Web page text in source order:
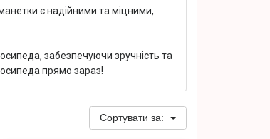
манетки є надійними та міцними,
забезпечуючи зручність та
прямо зараз!
Сортувати за: